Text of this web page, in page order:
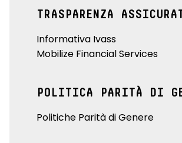
TRASPARENZA
Informativa Ivass
Mobilize Financial Services
POLITICA PARITÀ DI
Politiche Parità di Genere